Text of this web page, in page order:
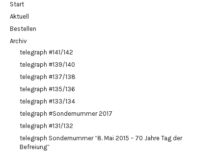
Start
Aktuell
Bestellen
Archiv
telegraph #141/142
telegraph #139/140
telegraph #137/138
telegraph #135/136
telegraph #133/134
telegraph #Sondernummer 2017
telegraph #131/132
telegraph Sondernummer “8. Mai 2015 – 70 Jahre Tag der
Befreiung”